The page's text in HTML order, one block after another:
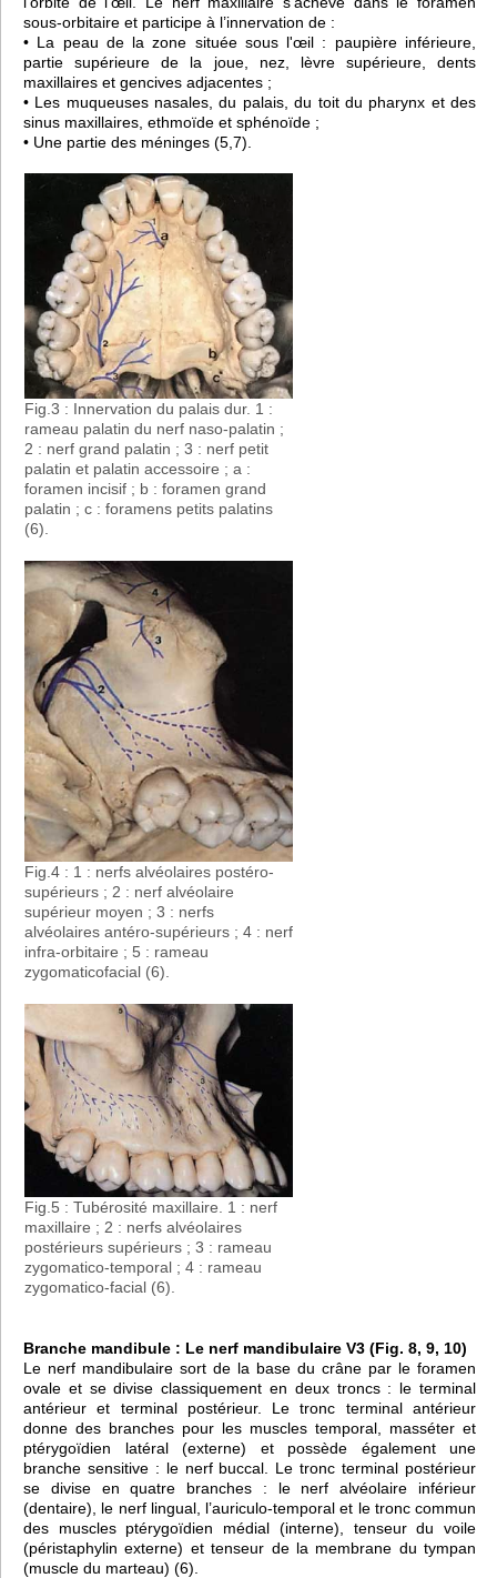
sous-orbitaire et participe à l’innervation de :
• La peau de la zone située sous l'œil : paupière inférieure,
partie supérieure de la joue, nez, lèvre supérieure, dents
maxillaires et gencives adjacentes ;
• Les muqueuses nasales, du palais, du toit du pharynx et des
sinus maxillaires, ethmoïde et sphénoïde ;
• Une partie des méninges (5,7).
Fig.3 : Innervation du palais dur. 1 :
rameau palatin du nerf naso-palatin ;
2 : nerf grand palatin ; 3 : nerf petit
palatin et palatin accessoire ; a :
foramen incisif ; b : foramen grand
palatin ; c : foramens petits palatins
(6).
Fig.4 : 1 : nerfs alvéolaires postéro-
supérieurs ; 2 : nerf alvéolaire
supérieur moyen ; 3 : nerfs
alvéolaires antéro-supérieurs ; 4 : nerf
infra-orbitaire ; 5 : rameau
zygomaticofacial (6).
Fig.5 : Tubérosité maxillaire. 1 : nerf
maxillaire ; 2 : nerfs alvéolaires
postérieurs supérieurs ; 3 : rameau
zygomatico-temporal ; 4 : rameau
zygomatico-facial (6).
Branche mandibule : Le nerf mandibulaire V3 (Fig. 8, 9, 10)
Le nerf mandibulaire sort de la base du crâne par le foramen
ovale et se divise classiquement en deux troncs : le terminal
antérieur et terminal postérieur. Le tronc terminal antérieur
donne des branches pour les muscles temporal, masséter et
ptérygoïdien latéral (externe) et possède également une
branche sensitive : le nerf buccal. Le tronc terminal postérieur
se divise en quatre branches : le nerf alvéolaire inférieur
(dentaire), le nerf lingual, l’auriculo-temporal et le tronc commun
des muscles ptérygoïdien médial (interne), tenseur du voile
(péristaphylin externe) et tenseur de la membrane du tympan
(muscle du marteau) (6).